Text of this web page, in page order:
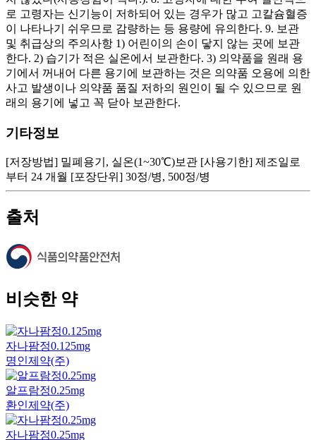
로 고령자는 신기능이 저하되어 있는 경우가 많고 고칼슘혈증
이 나타나기 쉬우므로 감량하는 등 용량에 유의한다. 9. 보관
및 취급상의 주의사항 1) 어린이의 손이 닿지 않는 곳에 보관
한다. 2) 습기가 적은 실온에서 보관한다. 3) 의약품을 원래 용
기에서 꺼내어 다른 용기에 보관하는 것은 의약품 오용에 의한
사고 발생이나 의약품 품질 저하의 원인이 될 수 있으므로 원
래의 용기에 넣고 꼭 닫아 보관한다.
기타정보
[저장방법] 밀폐용기, 실온(1~30℃)보관 [사용기한] 제조일로
부터 24 개월 [포장단위] 30정/병, 500정/병
출처
비슷한 약
자나팜정0.125mg
명인제약(주)
알프람정0.25mg
환인제약(주)
자나팜정0.25mg